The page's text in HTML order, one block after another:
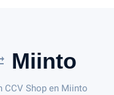
Miinto
CCV Shop en Miinto